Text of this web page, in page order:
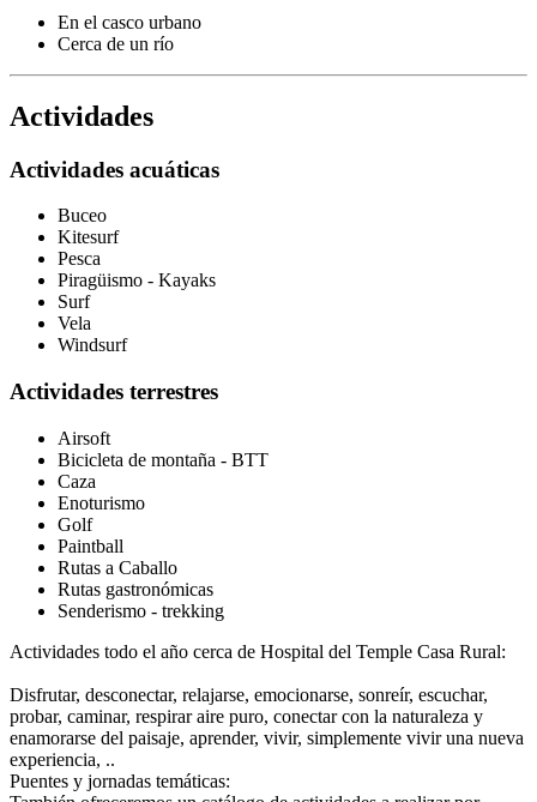
En el casco urbano
Cerca de un río
Actividades
Actividades acuáticas
Buceo
Kitesurf
Pesca
Piragüismo - Kayaks
Surf
Vela
Windsurf
Actividades terrestres
Airsoft
Bicicleta de montaña - BTT
Caza
Enoturismo
Golf
Paintball
Rutas a Caballo
Rutas gastronómicas
Senderismo - trekking
Actividades todo el año cerca de Hospital del Temple Casa Rural:
Disfrutar, desconectar, relajarse, emocionarse, sonreír, escuchar,
probar, caminar, respirar aire puro, conectar con la naturaleza y
enamorarse del paisaje, aprender, vivir, simplemente vivir una nueva
experiencia, ..
Puentes y jornadas temáticas: